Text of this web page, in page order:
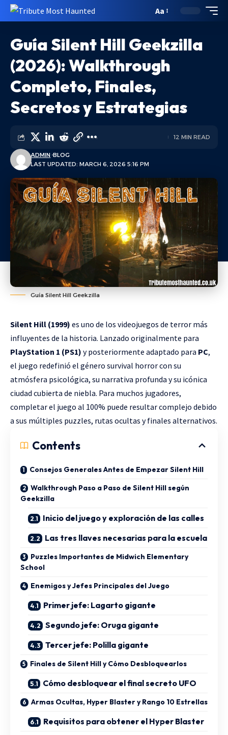
Aa
Guía Silent Hill Geekzilla
(2026): Walkthrough
Completo, Finales,
Secretos y Estrategias
LAST UPDATED: MARCH 6, 2026 5:16 PM
ADMIN BLOG
12 MIN READ
Guía Silent Hill Geekzilla
Silent Hill (1999) es uno de los videojuegos de terror más
influyentes de la historia. Lanzado originalmente para
PlayStation 1 (PS1) y posteriormente adaptado para PC,
el juego redefinió el género survival horror con su
atmósfera psicológica, su narrativa profunda y su icónica
ciudad cubierta de niebla. Para muchos jugadores,
completar el juego al 100% puede resultar complejo debido
a sus múltiples puzzles, rutas ocultas y finales alternativos.
Contents
Consejos Generales Antes de Empezar Silent Hill
Walkthrough Paso a Paso de Silent Hill según
Geekzilla
Inicio del juego y exploración de las calles
Las tres llaves necesarias para la escuela
Puzzles Importantes de Midwich Elementary
School
Enemigos y Jefes Principales del Juego
Primer jefe: Lagarto gigante
Segundo jefe: Oruga gigante
Tercer jefe: Polilla gigante
Finales de Silent Hill y Cómo Desbloquearlos
Cómo desbloquear el final secreto UFO
Armas Ocultas, Hyper Blaster y Rango 10 Estrellas
Requisitos para obtener el Hyper Blaster